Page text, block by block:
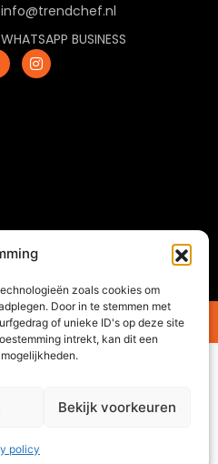
zoals cookies om
Door in te stemmen met
of unieke ID's op deze site
intrekt, kan dit een
Bekijk voorkeuren
policy
info@trendchef.nl
WHATSAPP BUSINESS
gemaakt doorArkdesign.nl
0